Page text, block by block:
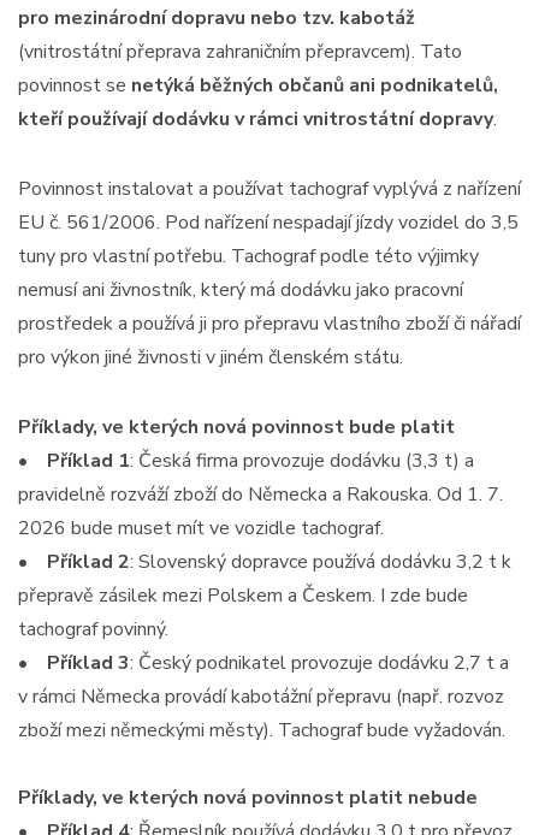
pro mezinárodní dopravu nebo tzv. kabotáž
(vnitrostátní přeprava zahraničním přepravcem). Tato
povinnost se netýká běžných občanů ani podnikatelů,
kteří používají dodávku v rámci vnitrostátní dopravy.
Povinnost instalovat a používat tachograf vyplývá z nařízení
EU č. 561/2006. Pod nařízení nespadají jízdy vozidel do 3,5
tuny pro vlastní potřebu. Tachograf podle této výjimky
nemusí ani živnostník, který má dodávku jako pracovní
prostředek a používá ji pro přepravu vlastního zboží či nářadí
pro výkon jiné živnosti v jiném členském státu.
Příklady, ve kterých nová povinnost bude platit
•
Příklad 1: Česká firma provozuje dodávku (3,3 t) a
pravidelně rozváží zboží do Německa a Rakouska. Od 1. 7.
2026 bude muset mít ve vozidle tachograf.
•
Příklad 2: Slovenský dopravce používá dodávku 3,2 t k
přepravě zásilek mezi Polskem a Českem. I zde bude
tachograf povinný.
•
Příklad 3: Český podnikatel provozuje dodávku 2,7 t a
v rámci Německa provádí kabotážní přepravu (např. rozvoz
zboží mezi německými městy). Tachograf bude vyžadován.
Příklady, ve kterých nová povinnost platit nebude